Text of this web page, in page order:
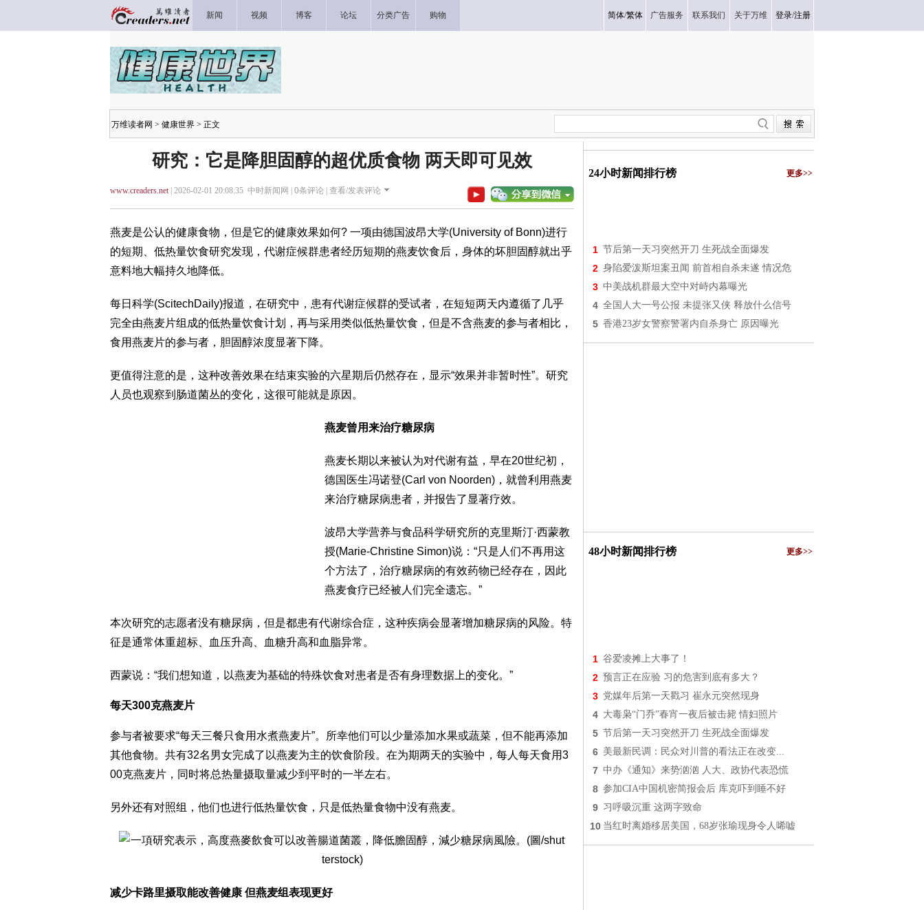
新闻 视频 博客 论坛 分类广告 购物 简体/繁体 广告服务 联系我们 关于万维 登录/注册
万维读者网 > 健康世界 > 正文
研究：它是降胆固醇的超优质食物 两天即可见效
www.creaders.net| 2026-02-01 20:08:35 中时新闻网 | 0条评论 | 查看/发表评论
燕麦是公认的健康食物，但是它的健康效果如何? 一项由德国波昂大学(University of Bonn)进行
的短期、低热量饮食研究发现，代谢症候群患者经历短期的燕麦饮食后，身体的坏胆固醇就出乎
意料地大幅持久地降低。
每日科学(ScitechDaily)报道，在研究中，患有代谢症候群的受试者，在短短两天内遵循了几乎
完全由燕麦片组成的低热量饮食计划，再与采用类似低热量饮食，但是不含燕麦的参与者相比，
食用燕麦片的参与者，胆固醇浓度显著下降。
更值得注意的是，这种改善效果在结束实验的六星期后仍然存在，显示“效果并非暂时性”。研究
人员也观察到肠道菌丛的变化，这很可能就是原因。
燕麦曾用来治疗糖尿病
燕麦长期以来被认为对代谢有益，早在20世纪初，
德国医生冯诺登(Carl von Noorden)，就曾利用燕麦
来治疗糖尿病患者，并报告了显著疗效。
波昂大学营养与食品科学研究所的克里斯汀·西蒙教
授(Marie-Christine Simon)说：“只是人们不再用这
个方法了，治疗糖尿病的有效药物已经存在，因此
燕麦食疗已经被人们完全遗忘。”
本次研究的志愿者没有糖尿病，但是都患有代谢综合症，这种疾病会显著增加糖尿病的风险。特
征是通常体重超标、血压升高、血糖升高和血脂异常。
西蒙说：“我们想知道，以燕麦为基础的特殊饮食对患者是否有身理数据上的变化。”
每天300克燕麦片
参与者被要求“每天三餐只食用水煮燕麦片”。所幸他们可以少量添加水果或蔬菜，但不能再添加
其他食物。共有32名男女完成了以燕麦为主的饮食阶段。在为期两天的实验中，每人每天食用3
00克燕麦片，同时将总热量摄取量减少到平时的一半左右。
另外还有对照组，他们也进行低热量饮食，只是低热量食物中没有燕麦。
减少卡路里摄取能改善健康 但燕麦组表现更好
24小时新闻排行榜 更多>>
1 节后第一天习突然开刀 生死战全面爆发
2 身陷爱泼斯坦案丑闻 前首相自杀未遂 情况危
3 中美战机群最大空中对峙内幕曝光
4 全国人大一号公报 未提张又侠 释放什么信号
5 香港23岁女警察警署内自杀身亡 原因曝光
48小时新闻排行榜 更多>>
1 谷爱凌摊上大事了！
2 预言正在应验 习的危害到底有多大？
3 党媒年后第一天戳习 崔永元突然现身
4 大毒枭“门乔”春宵一夜后被击毙 情妇照片
5 节后第一天习突然开刀 生死战全面爆发
6 美最新民调：民众对川普的看法正在改变...
7 中办《通知》来势汹汹 人大、政协代表恐慌
8 参加CIA中国机密简报会后 库克吓到睡不好
9 习呼吸沉重 这两字致命
10 当红时离婚移居美国，68岁张瑜现身令人唏嘘